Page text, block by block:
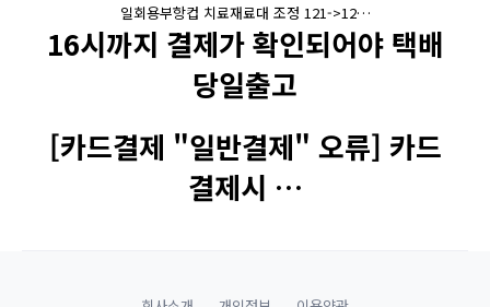
일회용부항컵 치료재료대 조정 121->12…
16시까지 결제가 확인되어야 택배
당일출고
[카드결제 "일반결제" 오류] 카드
결제시 …